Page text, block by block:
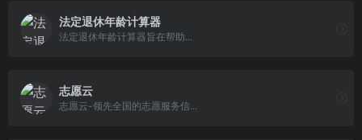
法定退休年龄计算器
法定退休年龄计算器旨在帮助...
志愿云
志愿云-领先全国的志愿服务信...